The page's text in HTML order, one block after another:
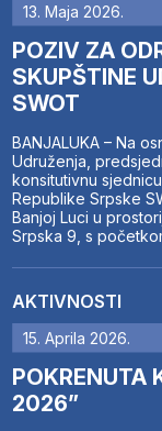
13. Maja 2026.
POZIV ZA
SKUPŠTINE
SWOT
BANJALUKA – Na
Udruženja,
konsitutivnu
Republike Srpske
Banjoj Luci u
Srpska 9, s
AKTIVNOSTI
15. Aprila 2026.
POKRENUTA
2026”